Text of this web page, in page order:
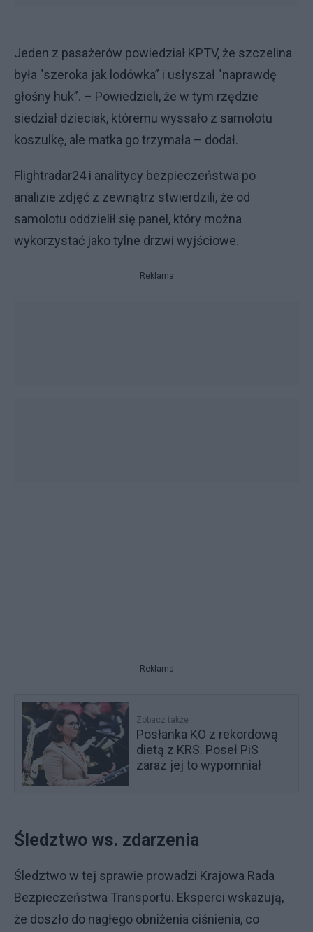
Jeden z pasażerów powiedział KPTV, że szczelina
była "szeroka jak lodówka” i usłyszał "naprawdę
głośny huk”. – Powiedzieli, że w tym rzędzie
siedział dzieciak, któremu wyssało z samolotu
koszulkę, ale matka go trzymała – dodał.
Flightradar24 i analitycy bezpieczeństwa po
analizie zdjęć z zewnątrz stwierdzili, że od
samolotu oddzielił się panel, który można
wykorzystać jako tylne drzwi wyjściowe.
Reklama
Reklama
Zobacz także
Posłanka KO z rekordową
dietą z KRS. Poseł PiS
zaraz jej to wypomniał
Śledztwo ws. zdarzenia
Śledztwo w tej sprawie prowadzi Krajowa Rada
Bezpieczeństwa Transportu. Eksperci wskazują,
że doszło do nagłego obniżenia ciśnienia, co